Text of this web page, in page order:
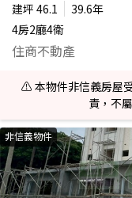
建坪 46.1
39.6年
4房2廳4衛
住商不動產
⚠️ 本物件非信義房屋
責，不
非信義物件